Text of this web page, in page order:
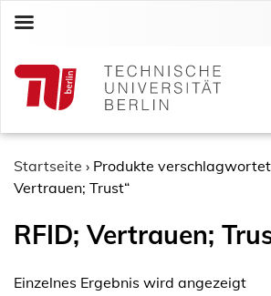
c
Startseite › Produkte verschlagwortet
Vertrauen; Trust“
RFID; Vertrauen;
Einzelnes Ergebnis wird angezeigt